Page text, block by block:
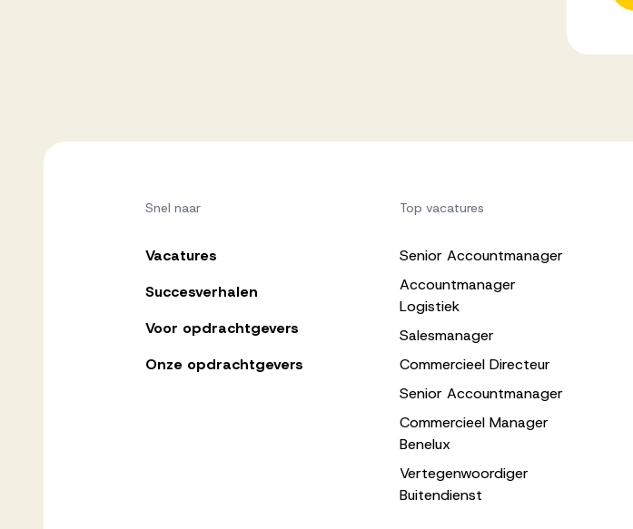
Snel naar
Vacatures
Succesverhalen
Voor opdrachtgevers
Onze opdrachtgevers
Top vacatures
Senior Accountmanager
Accountmanager
Logistiek
Salesmanager
Commercieel Directeur
Senior Accountmanager
Commercieel Manager
Benelux
Vertegenwoordiger
Buitendienst